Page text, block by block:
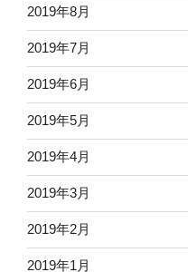
2019年8月
2019年7月
2019年6月
2019年5月
2019年4月
2019年3月
2019年2月
2019年1月